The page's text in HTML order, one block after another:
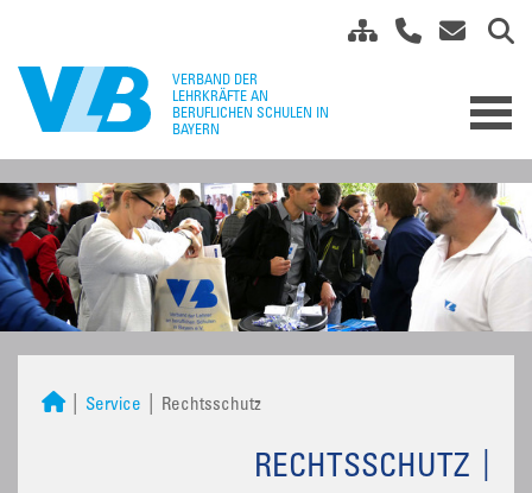
Service Rechtsschutz
RECHTSSCHUTZ